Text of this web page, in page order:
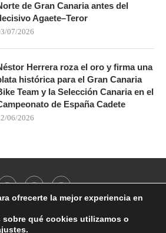
de Gran Canaria antes del
Agaete–Teror
07/2026
Herrera roza el oro y firma una
histórica para el Gran Canaria
Team y la Selección Canaria en el
de España Cadete
06/2026
Designed and Developed by
ofrecerte la mejor experiencia en
sobre qué cookies utilizamos o
.